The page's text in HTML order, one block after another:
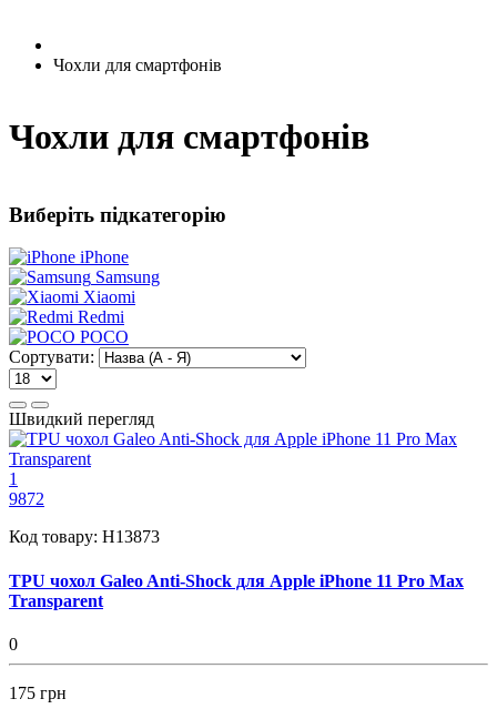
Чохли для смартфонів
Чохли для смартфонів
Виберіть підкатегорію
iPhone
Samsung
Xiaomi
Redmi
POCO
Сортувати:
Швидкий перегляд
1
9872
Код товару: H13873
TPU чохол Galeo Anti-Shock для Apple iPhone 11 Pro Max
Transparent
0
175 грн